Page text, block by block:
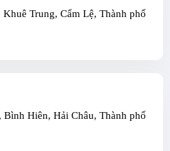
Trung, Cẩm Lệ, Thành phố
Bình Hiên, Hải Châu, Thành phố